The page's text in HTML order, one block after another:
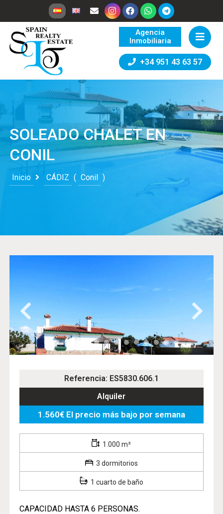
+34 951 43 63 57
Agencia
Inmobiliaria
SOLEADO CHALET EN
CONIL
Inicio CÁDIZ ( Conil )
Referencia: ES5830.606.1
Alquiler
1.560€ El precio más bajo por semana
1.000 m²
3 dormitorios
1 cuarto de baño
CAPACIDAD HASTA 6 PERSONAS.